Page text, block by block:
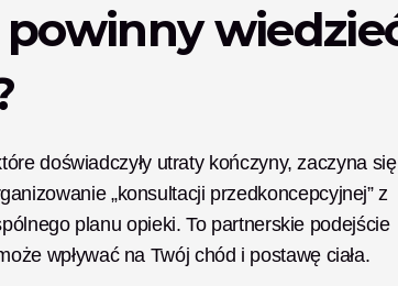
doświadczyły utraty kończyny, zaczyna się
„konsultacji przedkoncepcyjnej” z
planu opieki. To partnerskie podejście
wpływać na Twój chód i postawę ciała.